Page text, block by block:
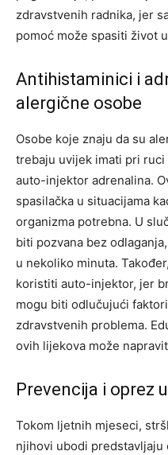
zdravstvenih radnika, jer
pomoć može spasiti život
Antihistaminici i
alergične osobe
Osobe koje znaju da su
trebaju uvijek imati pri
auto-injektor adrenalina.
spasilačka u situacijama
organizma potrebna. U
biti pozvana bez
u nekoliko minuta.
koristiti auto-injektor, jer
mogu biti odlučujući
zdravstvenih problema.
ovih lijekova može
Prevencija i oprez
Tokom ljetnih mjeseci,
njihovi ubodi predstavljaju